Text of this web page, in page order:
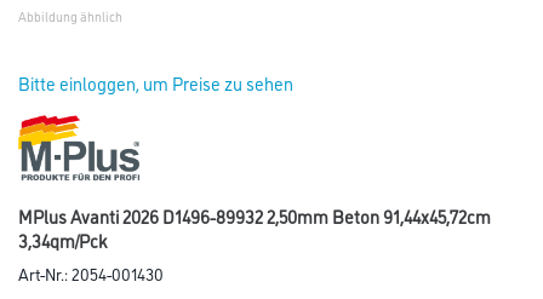
Abbildung ähnlich
Bitte einloggen, um Preise zu sehen
MPlus Avanti 2026 D1496-89932 2,50mm Beton 91,44x45,72cm
3,34qm/Pck
Art-Nr.:2054-001430